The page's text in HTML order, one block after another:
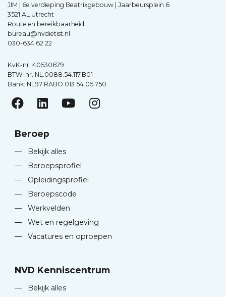
JIM | 6e verdieping Beatrixgebouw | Jaarbeursplein 6
3521 AL Utrecht
Route en bereikbaarheid
bureau@nvdietist.nl
030-634 62 22
KvK-nr. 40530679
BTW-nr. NL.0088.54.117.B01
Bank: NL97 RABO 013 54 05 750
Beroep
—
Bekijk alles
—
Beroepsprofiel
—
Opleidingsprofiel
—
Beroepscode
—
Werkvelden
—
Wet en regelgeving
—
Vacatures en oproepen
NVD Kenniscentrum
—
Bekijk alles